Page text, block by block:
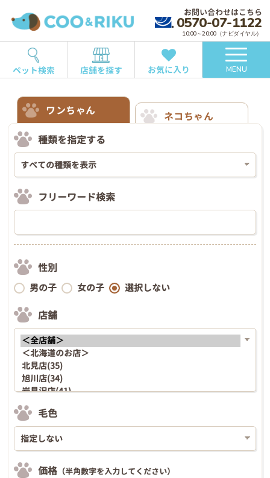
お問い合わせはこちら
0570-07-1122
10:00～20:00（ナビダイヤル）
ペット検索 店舗を探す お気に入り MENU
ワンちゃん
ネコちゃん
種類を指定する
フリーワード検索
性別
男の子 女の子 選択しない
店舗
毛色
価格 （半角数字を入力してください）